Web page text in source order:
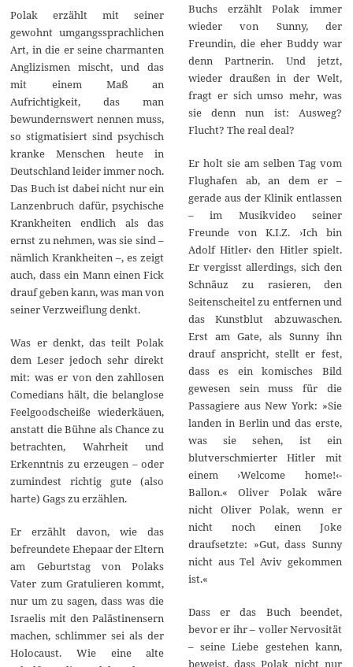
Polak erzählt mit seiner
gewohnt umgangssprachlichen
Art, in die er seine charmanten
Anglizismen mischt, und das
mit einem Maß an
Aufrichtigkeit, das man
bewundernswert nennen muss,
so stigmatisiert sind psychisch
kranke Menschen heute in
Deutschland leider immer noch.
Das Buch ist dabei nicht nur ein
Lanzenbruch dafür, psychische
Krankheiten endlich als das
ernst zu nehmen, was sie sind –
nämlich Krankheiten –, es zeigt
auch, dass ein Mann einen Fick
drauf geben kann, was man von
seiner Verzweiflung denkt.
Was er denkt, das teilt Polak
dem Leser jedoch sehr direkt
mit: was er von den zahllosen
Comedians hält, die belanglose
Feelgoodscheiße wiederkäuen,
anstatt die Bühne als Chance zu
betrachten, Wahrheit und
Erkenntnis zu erzeugen – oder
zumindest richtig gute (also
harte) Gags zu erzählen.
Er erzählt davon, wie das
befreundete Ehepaar der Eltern
am Geburtstag von Polaks
Vater zum Gratulieren kommt,
nur um zu sagen, dass was die
Israelis mit den Palästinensern
machen, schlimmer sei als der
Holocaust. Wie eine alte
Buchs erzählt Polak immer
wieder von Sunny, der
Freundin, die eher Buddy war
denn Partnerin. Und jetzt,
wieder draußen in der Welt,
fragt er sich umso mehr, was
sie denn nun ist: Ausweg?
Flucht? The real deal?
Er holt sie am selben Tag vom
Flughafen ab, an dem er –
gerade aus der Klinik entlassen
– im Musikvideo seiner
Freunde von K.I.Z. ›Ich bin
Adolf Hitler‹ den Hitler spielt.
Er vergisst allerdings, sich den
Schnäuz zu rasieren, den
Seitenscheitel zu entfernen und
das Kunstblut abzuwaschen.
Erst am Gate, als Sunny ihn
drauf anspricht, stellt er fest,
dass es ein komisches Bild
gewesen sein muss für die
Passagiere aus New York: »Sie
landen in Berlin und das erste,
was sie sehen, ist ein
blutverschmierter Hitler mit
einem ›Welcome home!‹-
Ballon.« Oliver Polak wäre
nicht Oliver Polak, wenn er
nicht noch einen Joke
draufsetzte: »Gut, dass Sunny
nicht aus Tel Aviv gekommen
ist.«
Dass er das Buch beendet,
bevor er ihr – voller Nervosität
– seine Liebe gestehen kann,
beweist, dass Polak nicht nur